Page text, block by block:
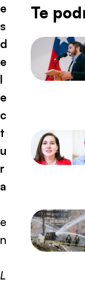
e
s
d
e
l
e
c
t
u
r
a
e
n
L
Te